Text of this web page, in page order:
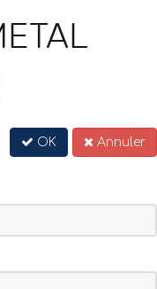
OK Annuler